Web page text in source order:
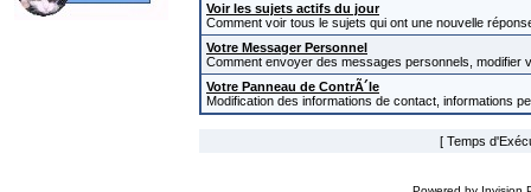
Voir les sujets actifs du jour
Comment voir tous le sujets qui ont une nouvelle
Votre Messager Personnel
Comment envoyer des messages personnels,
Votre Panneau de ContrÃ´le
Modification des informations de contact, informations
[ Temps